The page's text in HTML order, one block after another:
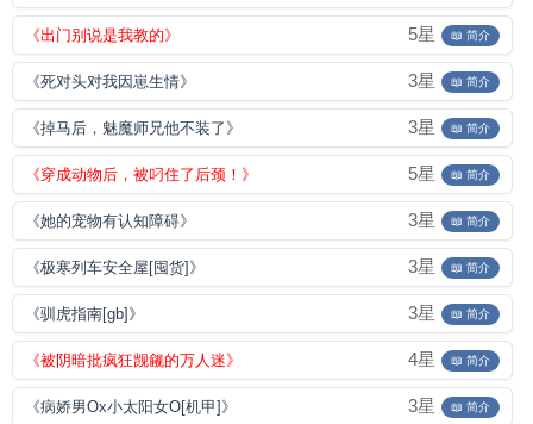
《出门别说是我教的》 5星 📖 简介
《死对头对我因崽生情》 3星 📖 简介
《掉马后，魅魔师兄他不装了》 3星 📖 简介
《穿成动物后，被叼住了后颈！》 5星 📖 简介
《她的宠物有认知障碍》 3星 📖 简介
《极寒列车安全屋[囤货]》 3星 📖 简介
《驯虎指南[gb]》 3星 📖 简介
《被阴暗批疯狂觊觎的万人迷》 4星 📖 简介
《病娇男Ox小太阳女O[机甲]》 3星 📖 简介